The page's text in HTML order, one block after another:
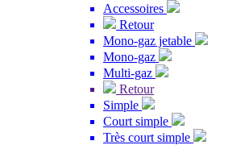
Accessoires
Retour
Mono-gaz jetable
Mono-gaz
Multi-gaz
Retour
Simple
Court simple
Très court simple